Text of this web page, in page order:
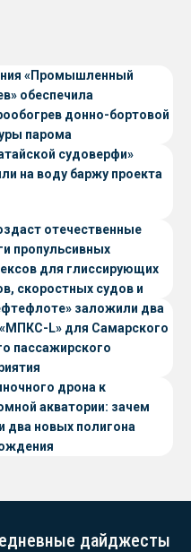
«Промышленный
обеспечила
донно-бортовой
парома
проекта CNF22
судоверфи»
на воду баржу проекта
отечественные
пропульсивных
для глиссирующих
скоростных судов и
с малой осадкойзаложили два
L» для Самарского
пассажирского
дрона к
акватории: зачем
два новых полигона
дайджесты